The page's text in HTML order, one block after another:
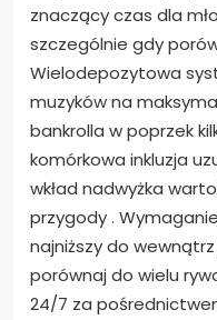
znaczący czas dla
szczególnie gdy
Wielodepozytowa
muzyków na
bankrolla w poprzek
komórkowa inkluzja
wkład nadwyżka
przygody .
najniższy do
porównaj do wielu
24/7 za